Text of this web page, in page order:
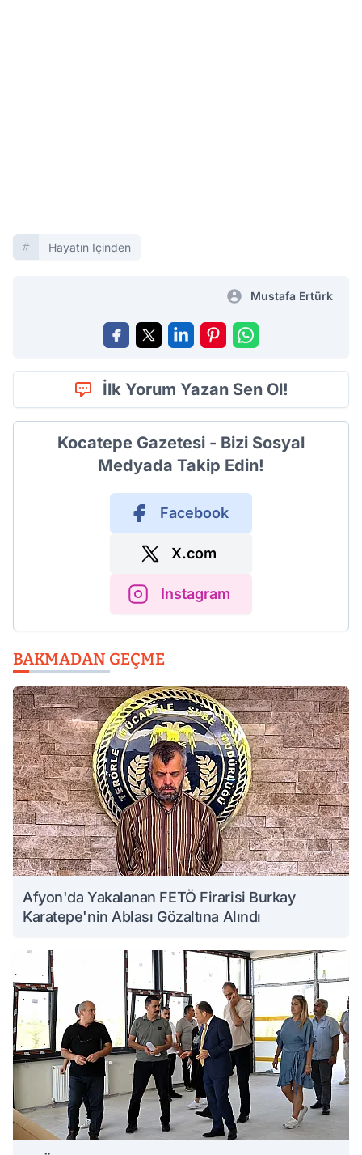
Hayatın Içinden
Mustafa Ertürk
İlk Yorum Yazan Sen Ol!
Kocatepe Gazetesi - Bizi Sosyal
Medyada Takip Edin!
Facebook
X.com
Instagram
BAKMADAN GEÇME
Afyon'da Yakalanan FETÖ Firarisi Burkay
Karatepe'nin Ablası Gözaltına Alındı